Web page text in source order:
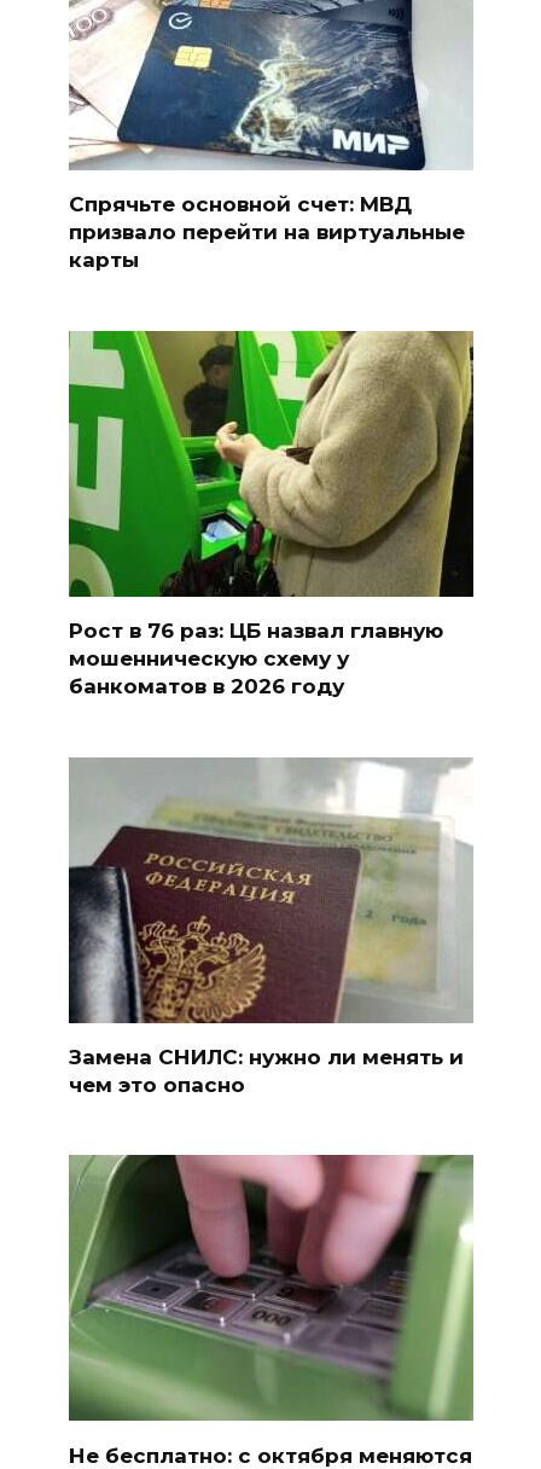
Спрячьте основной счет: МВД
призвало перейти на виртуальные
карты
Рост в 76 раз: ЦБ назвал главную
мошенническую схему у
банкоматов в 2026 году
Замена СНИЛС: нужно ли менять и
чем это опасно
Не бесплатно: с октября меняются